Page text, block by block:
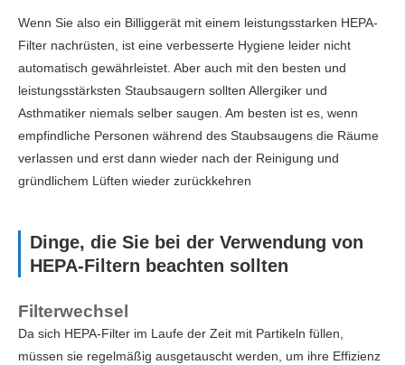
Wenn Sie also ein Billiggerät mit einem leistungsstarken HEPA-
Filter nachrüsten, ist eine verbesserte Hygiene leider nicht
automatisch gewährleistet. Aber auch mit den besten und
leistungsstärksten Staubsaugern sollten Allergiker und
Asthmatiker niemals selber saugen. Am besten ist es, wenn
empfindliche Personen während des Staubsaugens die Räume
verlassen und erst dann wieder nach der Reinigung und
gründlichem Lüften wieder zurückkehren
Dinge, die Sie bei der Verwendung von
HEPA-Filtern beachten sollten
Filterwechsel
Da sich HEPA-Filter im Laufe der Zeit mit Partikeln füllen,
müssen sie regelmäßig ausgetauscht werden, um ihre Effizienz